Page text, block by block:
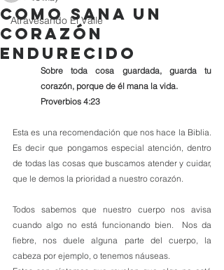
Atravesando El Valle
Como Sana un
Corazón
Endurecido
Sobre toda cosa guardada, guarda tu
corazón, porque de él mana la vida.
Proverbios 4:23
Esta es una recomendación que nos hace la Biblia.
Es decir que pongamos especial atención, dentro
de todas las cosas que buscamos atender y cuidar,
que le demos la prioridad a nuestro corazón.
Todos sabemos que nuestro cuerpo nos avisa
cuando algo no está funcionando bien.  Nos da
fiebre, nos duele alguna parte del cuerpo, la
cabeza por ejemplo, o tenemos náuseas.